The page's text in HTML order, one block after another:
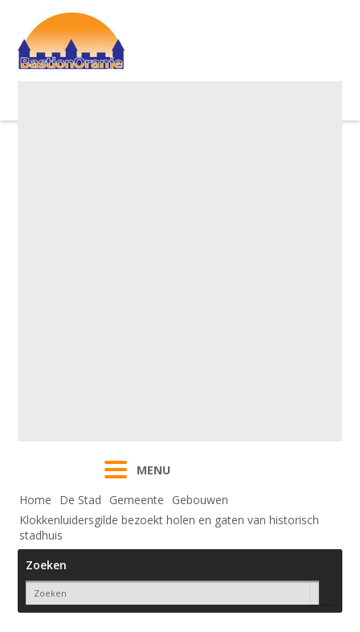
MENU
Home
De Stad Gemeente
Gebouwen
Klokkenluidersgilde bezoekt holen en gaten van historisch
stadhuis
Zoeken